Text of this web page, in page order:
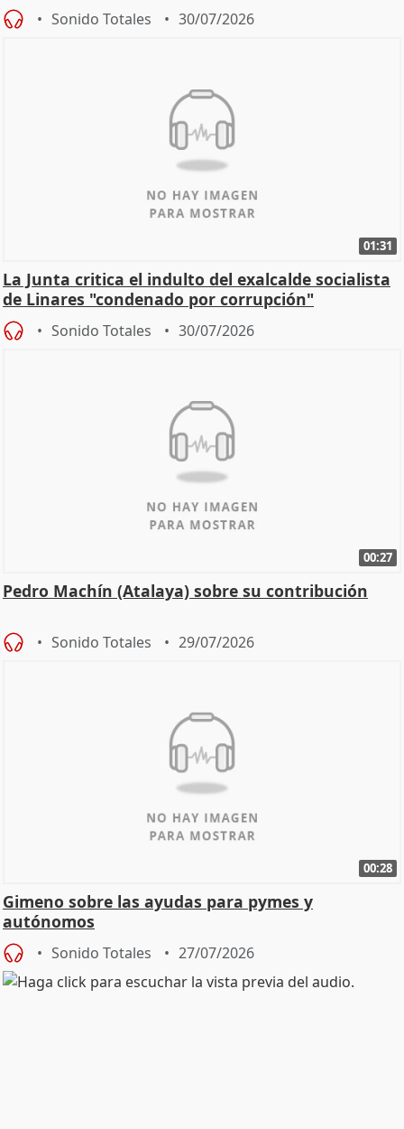
Sonido Totales 30/07/2026
01:31
La Junta critica el indulto del exalcalde socialista
de Linares "condenado por corrupción"
Sonido Totales 30/07/2026
00:27
Pedro Machín (Atalaya) sobre su contribución
Sonido Totales 29/07/2026
00:28
Gimeno sobre las ayudas para pymes y
autónomos
Sonido Totales 27/07/2026